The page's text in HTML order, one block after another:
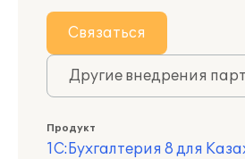
Связаться
Другие внедрения
Продукт
1С:Бухгалтерия 8 для